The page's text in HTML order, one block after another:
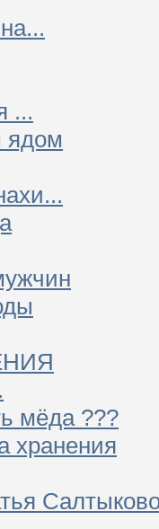
...
ядом
мёда ???
хранения